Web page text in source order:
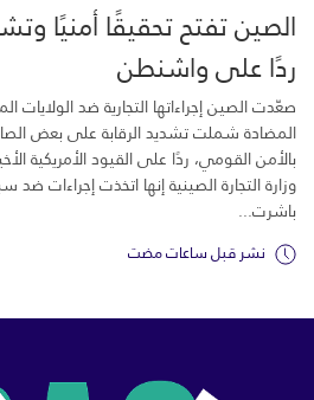
الصين تفتح تحقيقًا أمنيًا
ردًا على واشنطن
صعّدت الصين إجراءاتها التجارية ضد الولايات
المضادة شملت تشديد الرقابة على بعض
بالأمن القومي، ردًا على القيود الأمريكية
وزارة التجارة الصينية إنها اتخذت إجراءات ضد
باشرت...
نشر قبل ساعات مضت